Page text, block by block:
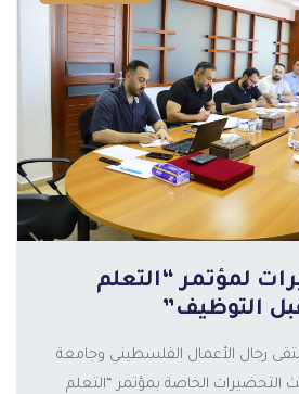
لمؤتمر “التعلم
التوظيف”
رجال الأعمال الفلسطيني وجامعة
الخاصة بمؤتمر “التعلم